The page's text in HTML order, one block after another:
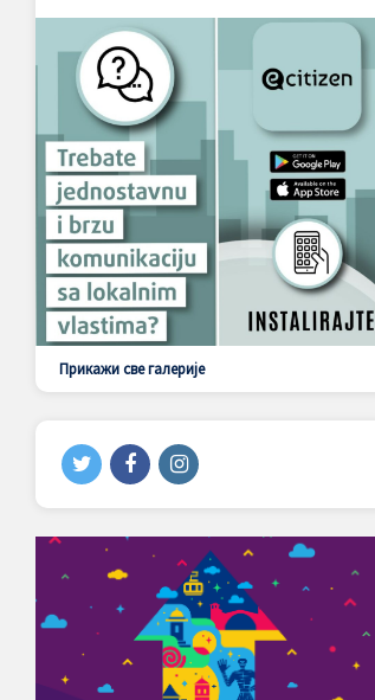
Прикажи све галерије